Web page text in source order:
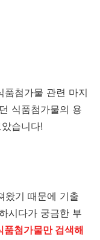
품첨가물 관련 마지
식품첨가물의 용
습니다!
왔기 때문에 기출
시다가 궁금한 부
첨가물만 검색해